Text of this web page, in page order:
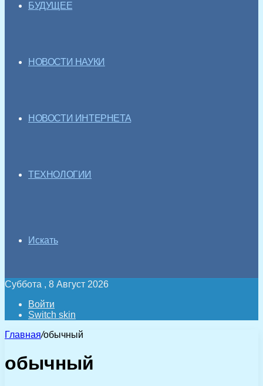
БУДУЩЕЕ
НОВОСТИ НАУКИ
НОВОСТИ ИНТЕРНЕТА
ТЕХНОЛОГИИ
Искать
Суббота , 8 Август 2026
Войти
Switch skin
Главная/обычный
обычный